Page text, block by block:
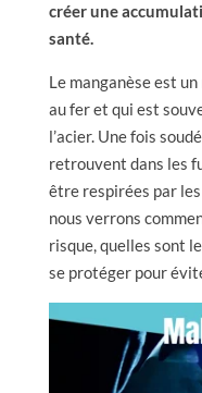
créer une
santé.
Le manganèse est
au fer et qui est
l’acier. Une fois
retrouvent dans les
être respirées par
nous verrons
risque, quelles sont
se protéger pour